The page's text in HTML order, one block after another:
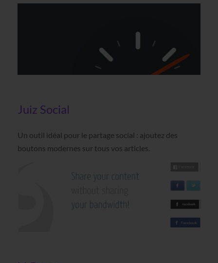
Juiz Social
Un outil idéal pour le partage social : ajoutez des
boutons modernes sur tous vos articles.